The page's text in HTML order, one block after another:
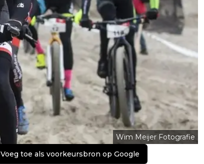
Wim Meijer Fotografie
Voeg toe als voorkeursbron op Google